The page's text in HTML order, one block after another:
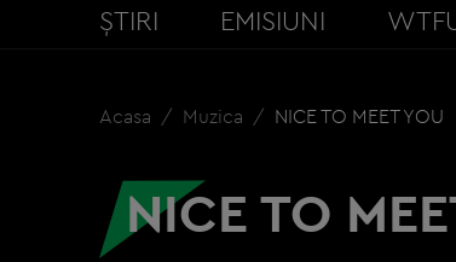
ȘTIRI EMISIUNI
Acasa Muzica NICE TO MEET YOU
NICE TO